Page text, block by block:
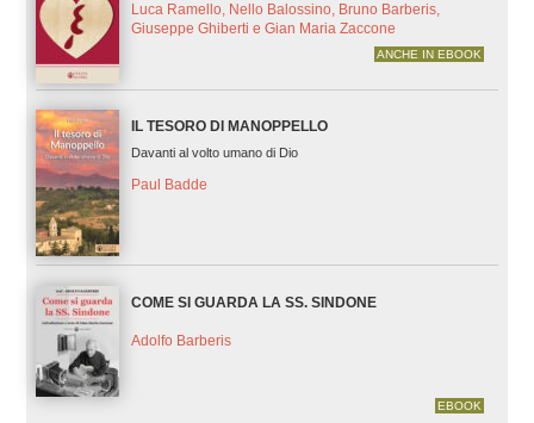
Luca Ramello, Nello Balossino, Bruno Barberis,
Giuseppe Ghiberti e Gian Maria Zaccone
ANCHE IN EBOOK
IL TESORO DI MANOPPELLO
Davanti al volto umano di Dio
Paul Badde
COME SI GUARDA LA SS. SINDONE
Adolfo Barberis
EBOOK